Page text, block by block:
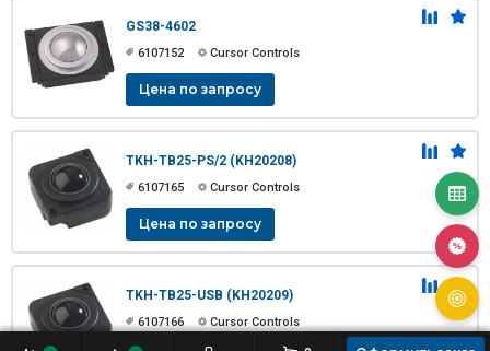
GS38-4602
6107152 Cursor Controls
Цена по запросу
TKH-TB25-PS/2 (KH20208)
6107165 Cursor Controls
Цена по запросу
TKH-TB25-USB (KH20209)
6107166 Cursor Controls